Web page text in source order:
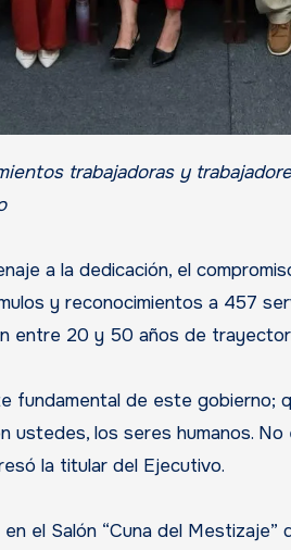
a la dedicación, el
y reconocimientos a 457
entre 20 y 50 años de
fundamental de este gobierno;
ustedes, los seres humanos.
la titular del Ejecutivo.
el Salón “Cuna del